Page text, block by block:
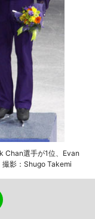
Chan選手が1位、Evan
影：Shugo Takemi